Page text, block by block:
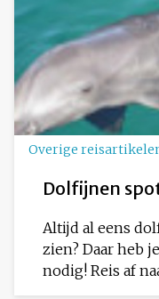
Overige
Dolfijnen
Altijd al eens
zien? Daar heb
nodig! Reis af